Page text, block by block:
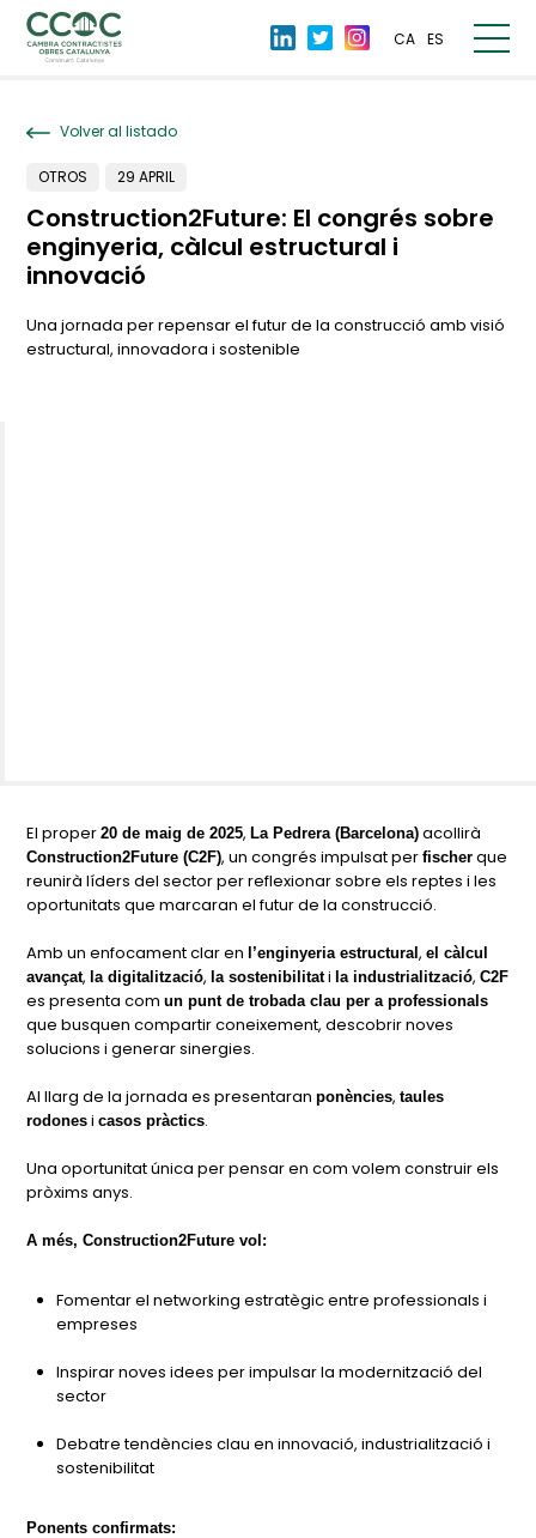
CA ES
Volver al listado
OTROS 29 APRIL
Construction2Future: El congrés sobre
enginyeria, càlcul estructural i
innovació
Una jornada per repensar el futur de la construcció amb visió
estructural, innovadora i sostenible
El proper20 de maig de 2025,La Pedrera (Barcelona) acollirà
Construction2Future (C2F), un congrés impulsat perfischer que
reunirà líders del sector per reflexionar sobre els reptes i les
oportunitats que marcaran el futur de la construcció.
Amb un enfocament clar en l’enginyeria estructural,el càlcul
avançat, la digitalització, la sostenibilitati la industrialització,C2F
es presenta comun punt de trobada clau per a professionals
que busquen compartir coneixement, descobrir noves
solucions i generar sinergies.
Al llarg de la jornada es presentaranponències,taules
rodones icasos pràctics.
Una oportunitat única per pensar en com volem construir els
pròxims anys.
A més, Construction2Future vol:
Fomentar el networking estratègic entre professionals i
empreses
Inspirar noves idees per impulsar la modernització del
sector
Debatre tendències clau en innovació, industrialització i
sostenibilitat
Ponents confirmats: